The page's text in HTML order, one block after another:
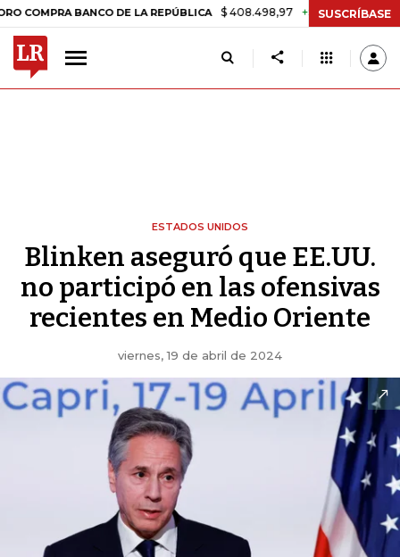
BANCO DE LA REPÚBLICA $ 408.498,97 +$ 8.753,81 +2,19%
SUSCRÍBASE
ESTADOS UNIDOS
Blinken aseguró que EE.UU.
no participó en las ofensivas
recientes en Medio Oriente
viernes, 19 de abril de 2024